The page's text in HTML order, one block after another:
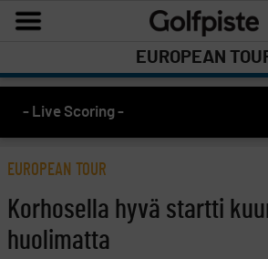
EUROPEAN
- Live Scoring -
EUROPEAN TOUR
Korhosella hyvä startti
huolimatta